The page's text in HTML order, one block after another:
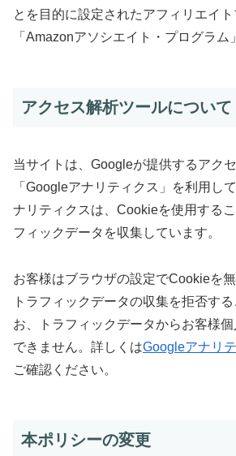
とを目的に設定されたアフィリエイ
「Amazonアソシエイト・プログラム
アクセス解析ツールについて
当サイトは、Googleが提供するアク
「Googleアナリティクス」を利用し
ナリティクスは、Cookieを使用する
フィックデータを収集しています。
お客様はブラウザの設定でCookieを無
トラフィックデータの収集を拒否す
お、トラフィックデータからお客様
できません。詳しくはGoogleアナリ
ご確認ください。
本ポリシーの変更